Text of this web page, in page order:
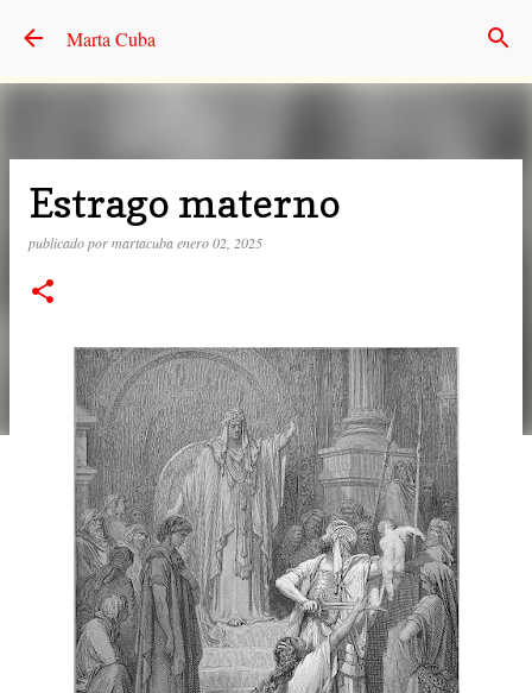
Marta Cuba
Estrago materno
publicado pormartacubaenero 02, 2025